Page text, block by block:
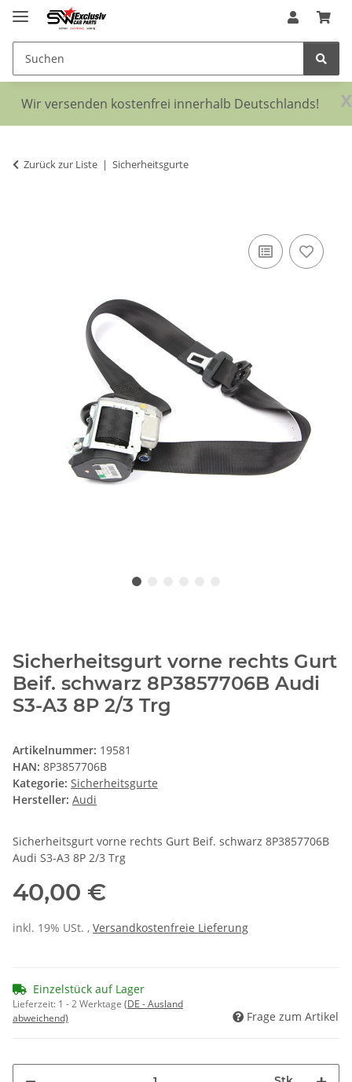
x
Wir versenden kostenfrei innerhalb Deutschlands!
Zurück zur Liste Sicherheitsgurte
Sicherheitsgurt vorne rechts Gurt
Beif. schwarz 8P3857706B Audi
S3-A3 8P 2/3 Trg
Artikelnummer: 19581
HAN: 8P3857706B
Kategorie: Sicherheitsgurte
Hersteller: Audi
Sicherheitsgurt vorne rechts Gurt Beif. schwarz 8P3857706B
Audi S3-A3 8P 2/3 Trg
40,00 €
inkl. 19% USt. , Versandkostenfreie Lieferung
Einzelstück auf Lager
Lieferzeit: 1 - 2 Werktage (DE - Ausland
abweichend)
Frage zum Artikel